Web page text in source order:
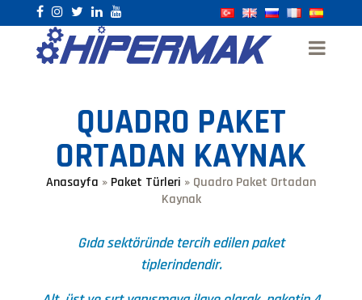
QUADRO PAKET
ORTADAN KAYNAK
Anasayfa » Paket Türleri » Quadro Paket Ortadan
Kaynak
Gıda sektöründe tercih edilen paket
tiplerindendir.